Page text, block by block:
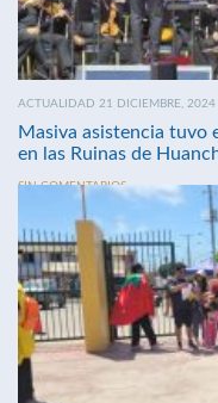
ACTUALIDAD 21 DICIEMBRE, 2024
Masiva asistencia tuvo
en las Ruinas de
SIN COMENTARIOS